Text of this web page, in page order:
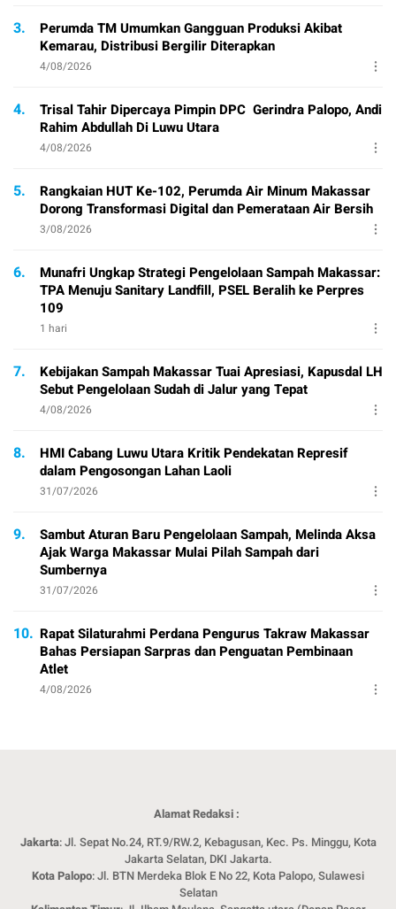
3.
Perumda TM Umumkan Gangguan Produksi Akibat
Kemarau, Distribusi Bergilir Diterapkan
4/08/2026
4.
Trisal Tahir Dipercaya Pimpin DPC Gerindra Palopo, Andi
Rahim Abdullah Di Luwu Utara
4/08/2026
5.
Rangkaian HUT Ke-102, Perumda Air Minum Makassar
Dorong Transformasi Digital dan Pemerataan Air Bersih
3/08/2026
6.
Munafri Ungkap Strategi Pengelolaan Sampah Makassar:
TPA Menuju Sanitary Landfill, PSEL Beralih ke Perpres
109
1 hari
7.
Kebijakan Sampah Makassar Tuai Apresiasi, Kapusdal LH
Sebut Pengelolaan Sudah di Jalur yang Tepat
4/08/2026
8.
HMI Cabang Luwu Utara Kritik Pendekatan Represif
dalam Pengosongan Lahan Laoli
31/07/2026
9.
Sambut Aturan Baru Pengelolaan Sampah, Melinda Aksa
Ajak Warga Makassar Mulai Pilah Sampah dari
Sumbernya
31/07/2026
10. Rapat Silaturahmi Perdana Pengurus Takraw Makassar
Bahas Persiapan Sarpras dan Penguatan Pembinaan
Atlet
4/08/2026
Alamat Redaksi :
Jakarta: Jl. Sepat No.24, RT.9/RW.2, Kebagusan, Kec. Ps. Minggu, Kota
Jakarta Selatan, DKI Jakarta.
Kota Palopo: Jl. BTN Merdeka Blok E No 22, Kota Palopo, Sulawesi
Selatan